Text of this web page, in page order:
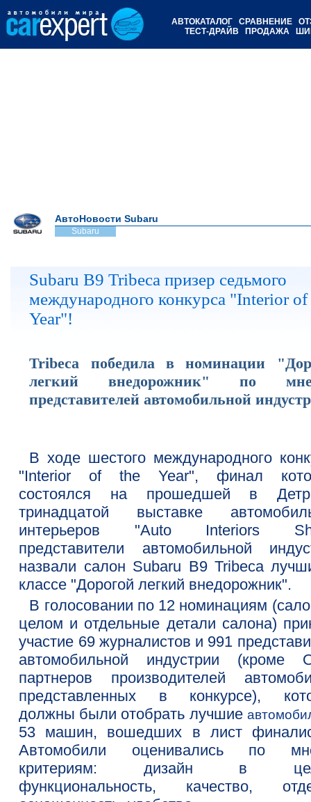
АВТОКАТАЛОГ СРАВНЕНИЕ
ТЕСТ-ДРАЙВ
ПРОДАЖА
АвтоНовости Subaru
Subaru
Subaru B9 Tribeca призер седьмого
международного конкурса "Interior of
Year"!
Tribeca победила в номинации
легкий внедорожник" по
представителей автомобильной
В ходе шестого международного
"Interior of the Year", финал
состоялся на прошедшей в
тринадцатой выставке
интерьеров "Auto Interiors
представители автомобильной
назвали салон Subaru B9 Tribeca
классе "Дорогой легкий внедорожник".
В голосовании по 12 номинациям
целом и отдельные детали салона)
участие 69 журналистов и 991
автомобильной индустрии (кроме
партнеров производителей
представленных в конкурсе),
должны были отобрать лучшие
53 машин, вошедших в лист
Автомобили оценивались по
критериям: дизайн в
функциональность, качество,